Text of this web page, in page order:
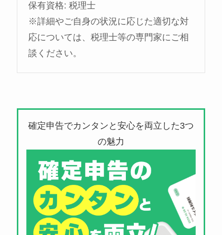
保有資格: 税理士
※詳細やご自身の状況に応じた適切な対
応については、税理士等の専門家にご相
談ください。
確定申告でカンタンと安心を両立した3つ
の魅力